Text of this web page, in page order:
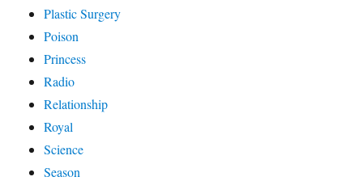
Plastic Surgery
Poison
Princess
Radio
Relationship
Royal
Science
Season